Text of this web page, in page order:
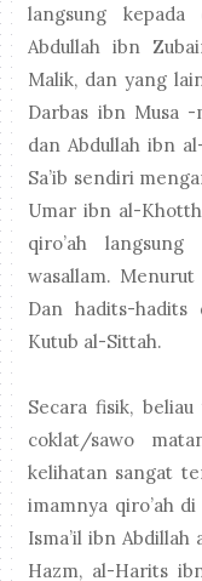
langsung kepada
Abdullah ibn
Malik, dan yang
Darbas ibn Musa
dan Abdullah ibn
Sa’ib sendiri
Umar ibn al-
qiro’ah
wasallam. Menurut
Dan hadits-
Kutub al-Sittah.
Secara fisik,
coklat/sawo
kelihatan sangat
imamnya qiro’ah
Isma’il ibn Abdillah
Hazm, al-Harits